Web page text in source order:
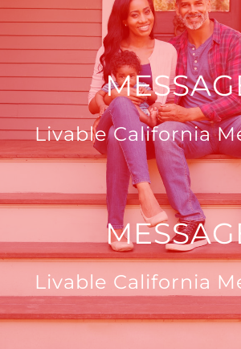
Livable California
Livable California